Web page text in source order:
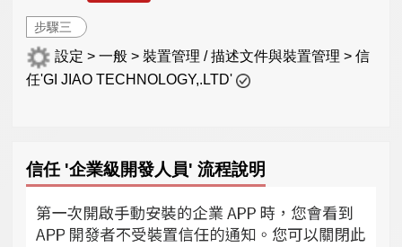
步驟三
設定 > 一般 > 裝置管理 / 描述文件與裝置管理 > 信
任'GI JIAO TECHNOLOGY,.LTD'
信任 '企業級開發人員' 流程說明